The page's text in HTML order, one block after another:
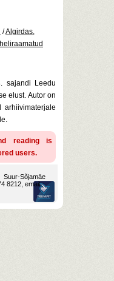
/Algirdas,
heliraamatud
sajandi Leedu
elust. Autor on
arhiivimaterjale
reading is
users.
Suur-Sõjamäe
8212, email: